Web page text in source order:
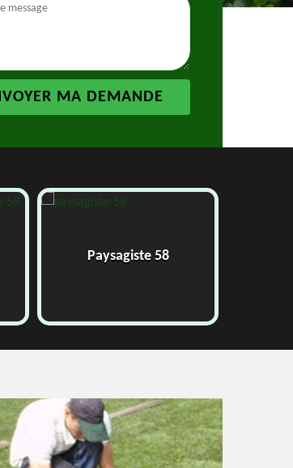
Paysagiste 58